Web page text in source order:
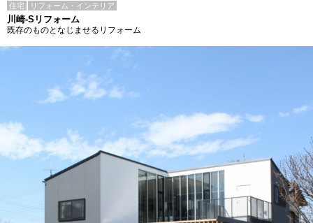
住宅 リフォーム・インテリア
川崎-Sリフォーム
既存のものとなじませるリフォーム